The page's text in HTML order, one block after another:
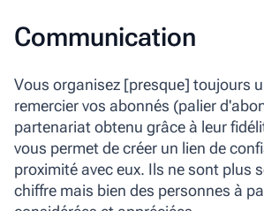
Communication
Vous organisez [presque] toujours
remercier vos abonnés (palier
partenariat obtenu grâce à leur
vous permet de créer un lien de
proximité avec eux. Ils ne sont plus
chiffre mais bien des personnes à